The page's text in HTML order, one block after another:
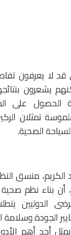
لا يعرفون
يشعرون
الحصول على
تمثلان
الصحية.
الكريم، منسق
أن بناء نظم
الدوليين
الجودة
أحد أهم